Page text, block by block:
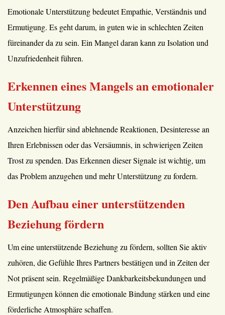
Emotionale Unterstützung bedeutet Empathie, Verständnis und
Ermutigung. Es geht darum, in guten wie in schlechten Zeiten
füreinander da zu sein. Ein Mangel daran kann zu Isolation und
Unzufriedenheit führen.
Erkennen eines Mangels an emotionaler
Unterstützung
Anzeichen hierfür sind ablehnende Reaktionen, Desinteresse an
Ihren Erlebnissen oder das Versäumnis, in schwierigen Zeiten
Trost zu spenden. Das Erkennen dieser Signale ist wichtig, um
das Problem anzugehen und mehr Unterstützung zu fordern.
Den Aufbau einer unterstützenden
Beziehung fördern
Um eine unterstützende Beziehung zu fördern, sollten Sie aktiv
zuhören, die Gefühle Ihres Partners bestätigen und in Zeiten der
Not präsent sein. Regelmäßige Dankbarkeitsbekundungen und
Ermutigungen können die emotionale Bindung stärken und eine
förderliche Atmosphäre schaffen.